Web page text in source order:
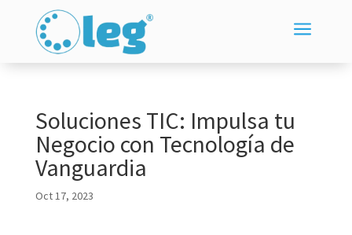
a
Soluciones TIC: Impulsa tu
Negocio con Tecnología de
Vanguardia
Oct 17, 2023